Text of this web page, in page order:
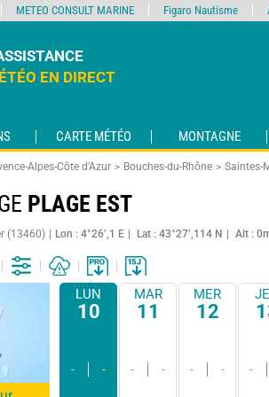
EN DIRECT
CARTE MÉTÉO MONTAGNE
Alpes-Côte d'Azur Bouches-du-Rhône Saintes-
PLAGE EST
(13460) Lon : 4°26’,1 E Lat : 43°27’,114 N Alt :
LUN
10
- -
MAR
11
- -
MER
12
- - -
METEO CONSULT MARINE Figaro Nautisme